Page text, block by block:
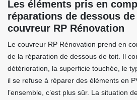
Les éléments pris en
réparations de dessous
couvreur RP Rénovation
Le couvreur RP Rénovation prend en
de la réparation de dessous de toit. Il
détérioration, la superficie touchée, le
il se refuse à réparer des éléments en
l’ensemble, c’est plus sûr. La situation